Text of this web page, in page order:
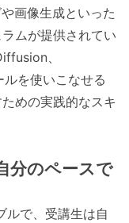
画像生成といった
ムが提供されてい
、
を使いこなせる
めの実践的なスキ
分のペースで
ルで、受講生は自